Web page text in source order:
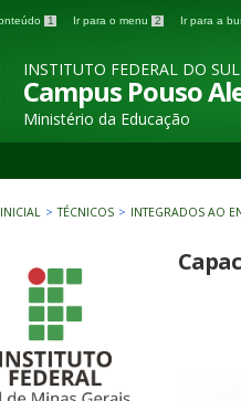
1 Ir para o menu 2 Ir para a
INSTITUTO FEDERAL DO
Campus Pouso
Ministério da Educação
> TÉCNICOS > INTEGRADOS AO